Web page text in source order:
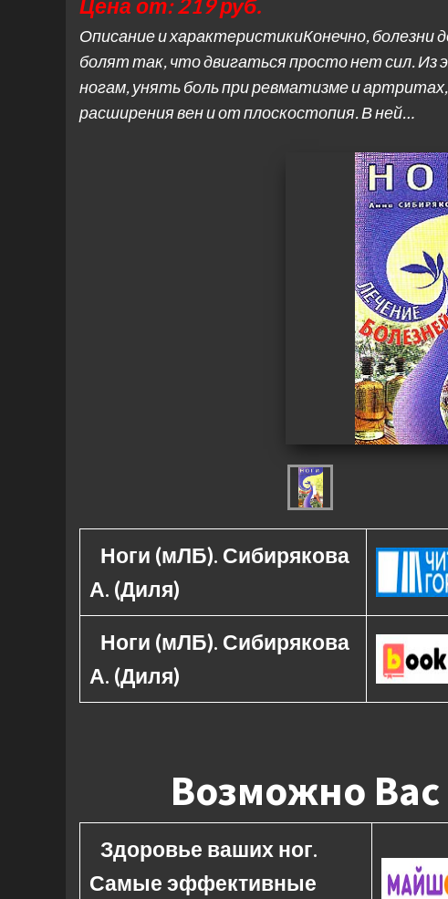
Цена от: 219 руб.
Описание и характеристикиКонечно, болезни
болят так, что двигаться просто нет сил. Из
ногам, унять боль при ревматизме и
расширения вен и от плоскостопия. В ней…
Ноги (мЛБ). Сибирякова
А. (Диля)
Ноги (мЛБ). Сибирякова
А. (Диля)
Возможно Вас
Здоровье ваших ног.
Самые эффективные